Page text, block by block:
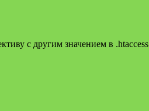
с другим значением в .htaccess